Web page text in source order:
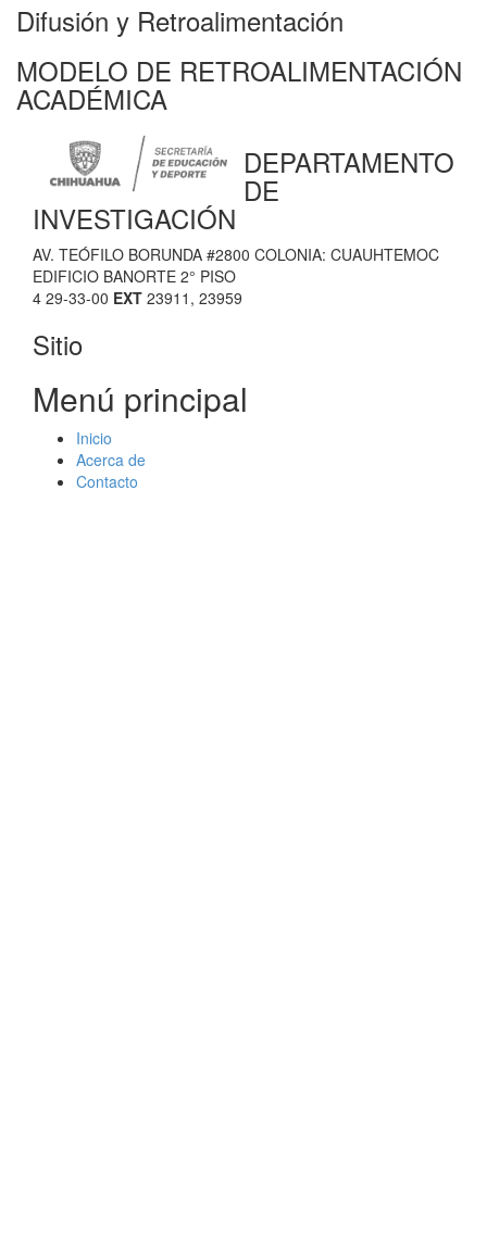
Difusión y Retroalimentación
MODELO DE RETROALIMENTACIÓN
ACADÉMICA
DEPARTAMENTO
DE
INVESTIGACIÓN
AV. TEÓFILO BORUNDA #2800 COLONIA: CUAUHTEMOC
EDIFICIO BANORTE 2° PISO
4 29-33-00 EXT 23911, 23959
Sitio
Menú principal
Inicio
Acerca de
Contacto